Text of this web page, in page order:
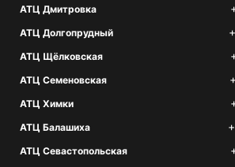
АТЦ Дмитровка
АТЦ Долгопрудный
АТЦ Щёлковская
АТЦ Семеновская
АТЦ Химки
АТЦ Балашиха
АТЦ Севастопольская